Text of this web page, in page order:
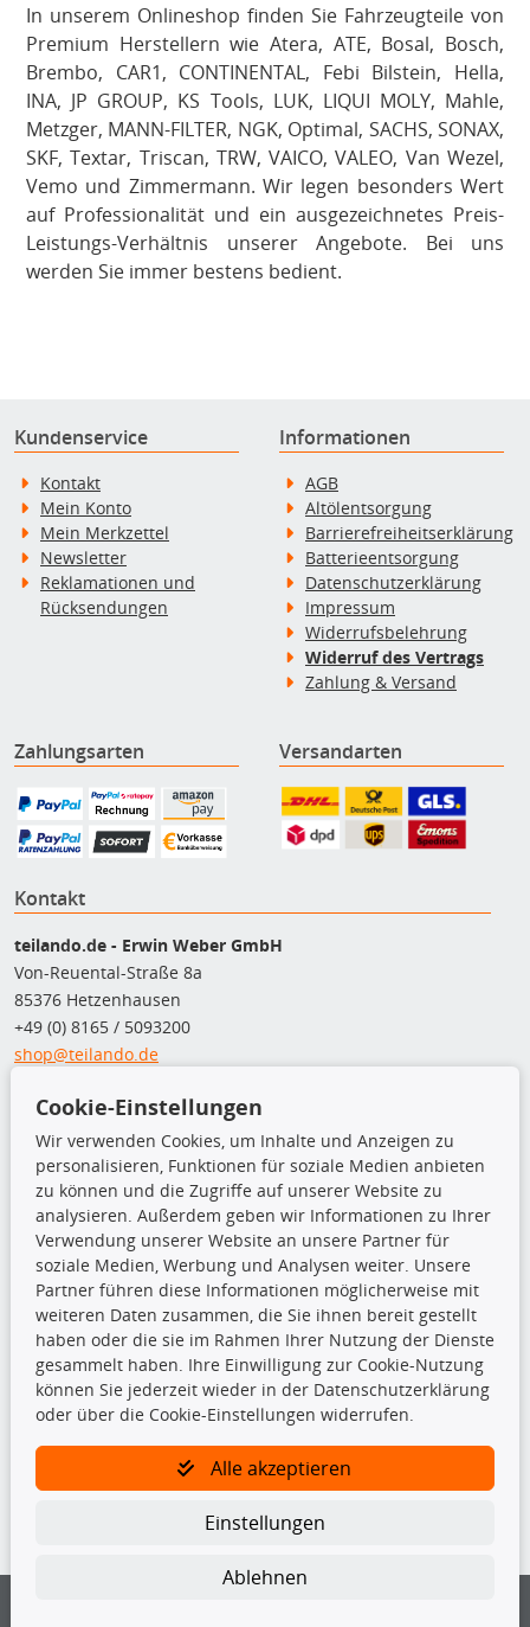
In unserem Onlineshop finden Sie Fahrzeugteile von
Premium Herstellern wie Atera, ATE, Bosal, Bosch,
Brembo, CAR1, CONTINENTAL, Febi Bilstein, Hella,
INA, JP GROUP, KS Tools, LUK, LIQUI MOLY, Mahle,
Metzger, MANN-FILTER, NGK, Optimal, SACHS, SONAX,
SKF, Textar, Triscan, TRW, VAICO, VALEO, Van Wezel,
Vemo und Zimmermann. Wir legen besonders Wert
auf Professionalität und ein ausgezeichnetes Preis-
Leistungs-Verhältnis unserer Angebote. Bei uns
werden Sie immer bestens bedient.
Kundenservice
Kontakt
Mein Konto
Mein Merkzettel
Newsletter
Reklamationen und
Rücksendungen
Informationen
AGB
Altölentsorgung
Barrierefreiheitserklärung
Batterieentsorgung
Datenschutzerklärung
Impressum
Widerrufsbelehrung
Widerruf des Vertrags
Zahlung & Versand
Zahlungsarten Versandarten
Kontakt
teilando.de - Erwin Weber GmbH
Von-Reuental-Straße 8a
85376 Hetzenhausen
+49 (0) 8165 / 5093200
shop@teilando.de
Top Produkte
Beleuchtung
Bremsbeläge
Bremsscheiben
Kupplungssatz
Querlenker
Radlager
Stoßdämpfer
TecDoc Inside
Es ist zu unterlassen, die Daten oder die gesamte Datenbank ohne
vorherige Zustimmung von TecDoc zu vervielfältigen, zu verbreiten
Cookie-Einstellungen
Wir verwenden Cookies, um Inhalte und Anzeigen zu
personalisieren, Funktionen für soziale Medien anbieten
zu können und die Zugriffe auf unserer Website zu
analysieren. Außerdem geben wir Informationen zu Ihrer
Verwendung unserer Website an unsere Partner für
soziale Medien, Werbung und Analysen weiter. Unsere
Partner führen diese Informationen möglicherweise mit
weiteren Daten zusammen, die Sie ihnen bereit gestellt
haben oder die sie im Rahmen Ihrer Nutzung der Dienste
gesammelt haben. Ihre Einwilligung zur Cookie-Nutzung
können Sie jederzeit wieder in der Datenschutzerklärung
oder über die Cookie-Einstellungen widerrufen.
Alle akzeptieren
Einstellungen
Ablehnen